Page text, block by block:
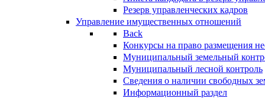
Резерв управленческих кадров
Управление имущественных отношений
Back
Конкурсы на право размещения
Муниципальный земельный
Муниципальный лесной контроль
Сведения о наличии свободных
Информационный раздел